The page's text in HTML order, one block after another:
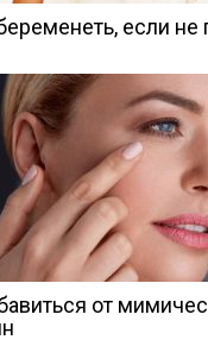
если не
от